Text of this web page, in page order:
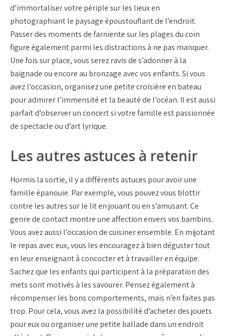
d’immortaliser votre périple sur les lieux en
photographiant le paysage époustouflant de l’endroit.
Passer des moments de farniente sur les plages du coin
figure également parmi les distractions à ne pas manquer.
Une fois sur place, vous serez ravis de s’adonner à la
baignade ou encore au bronzage avec vos enfants. Si vous
avez l’occasion, organisez une petite croisière en bateau
pour admirer l’immensité et la beauté de l’océan. Il est aussi
parfait d’observer un concert si votre famille est passionnée
de spectacle ou d’art lyrique.
Les autres astuces à retenir
Hormis la sortie, il y a différents astuces pour avoir une
famille épanouie. Par exemple, vous pouvez vous blottir
contre les autres sur le lit en jouant ou en s’amusant. Ce
genre de contact montre une affection envers vos bambins.
Vous avez aussi l’occasion de cuisiner ensemble. En mijotant
le repas avec eux, vous les encouragez à bien déguster tout
en leur enseignant à concocter et à travailler en équipe.
Sachez que les enfants qui participent à la préparation des
mets sont motivés à les savourer. Pensez également à
récompenser les bons comportements, mais n’en faites pas
trop. Pour cela, vous avez la possibilité d’acheter des jouets
pour eux ou organiser une petite ballade dans un endroit